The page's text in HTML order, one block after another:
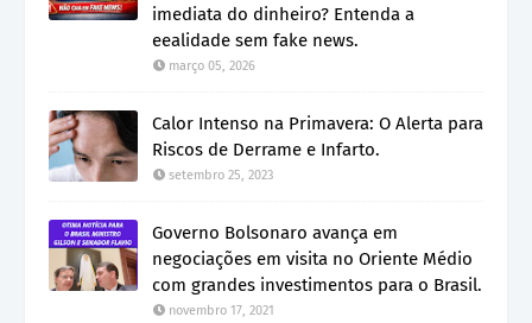
imediata do dinheiro? Entenda a
eealidade sem fake news.
março 05, 2026
Calor Intenso na Primavera: O Alerta para
Riscos de Derrame e Infarto.
setembro 25, 2023
Governo Bolsonaro avança em
negociações em visita no Oriente Médio
com grandes investimentos para o Brasil.
novembro 17, 2021